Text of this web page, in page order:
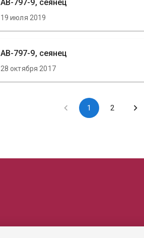
АВ-797-9, сеянец
19 июля 2019
АВ-797-9, сеянец
28 октября 2017
1 2